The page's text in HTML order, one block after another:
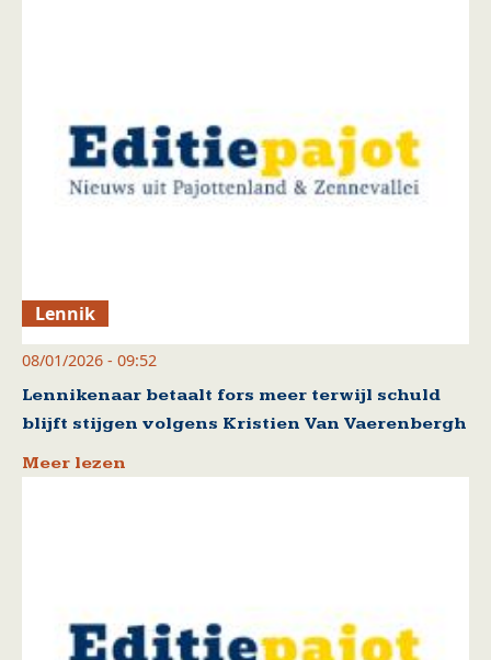
Lennik
08/01/2026 - 09:52
Lennikenaar betaalt fors meer terwijl schuld
blijft stijgen volgens Kristien Van Vaerenbergh
Meer lezen